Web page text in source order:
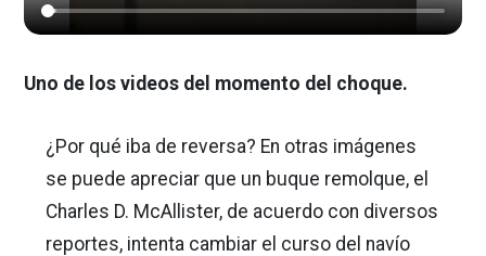
Uno de los videos del momento del choque.
¿Por qué iba de reversa? En otras imágenes
se puede apreciar que un buque remolque, el
Charles D. McAllister, de acuerdo con diversos
reportes, intenta cambiar el curso del navío